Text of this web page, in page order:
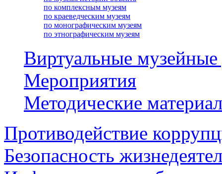
по комплексным музеям
по краеведческим музеям
по монографическим музеям
по этнографическим музеям
Виртуальные
Мероприятия
Методические
Противодействие
Безопасность